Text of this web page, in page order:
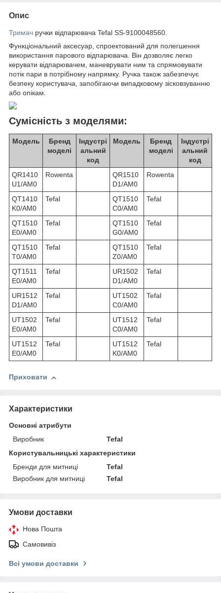
Опис
Тримач ручки відпарювача Tefal SS-9100048560.
Функціональний аксесуар, спроектований для полегшення
використання парового відпарювача. Він дозволяє легко
керувати відпарювачем, маневрувати ним та спрямовувати
потік пари в потрібному напрямку. Ручка також забезпечує
безпеку користувача, запобігаючи випадковому зісковзуванню
або опікам.
Сумісність з моделями:
Модель
Бренд
моделі
Індустрі
альний
код
Модель
Бренд
моделі
Індустрі
альний
код
QR1410
U1/AM0
Rowenta
QR1510
D1/AM0
Rowenta
QT1410
K0/AM0
Tefal
QT1510
C0/AM0
Tefal
QT1510
E0/AM0
Tefal
QT1510
G0/AM0
Tefal
QT1510
T0/AM0
Tefal
QT1510
Z0/AM0
Tefal
QT1511
E0/AM0
Tefal
UR1502
D1/AM0
Tefal
UR1512
D1/AM0
Tefal
UT1502
C0/AM0
Tefal
UT1502
E0/AM0
Tefal
UT1512
C0/AM0
Tefal
UT1512
E0/AM0
Tefal
UT1512
K0/AM0
Tefal
Приховати
Характеристики
Основні атрибути
Виробник
Tefal
Користувальницькі характеристики
Бренди для митниці
Tefal
Виробник для митниці
Tefal
Умови доставки
Нова Пошта
Самовивіз
Всі умови доставки